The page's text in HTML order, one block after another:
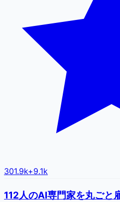
301.9k+9.1k
112人のAI専門家を丸ごと